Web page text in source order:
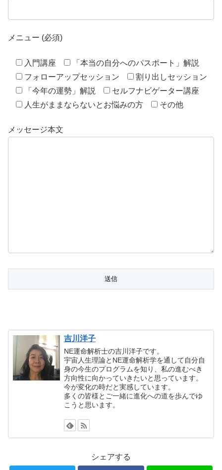
メニュー (必須)
入門講座
「本当の自分へのパスポート」解説
フォローアップセッション
割り出しセッション
「今年の運勢」解説
セルフナビゲーター講座
人生がままならないとお悩みの方
その他
メッセージ本文
吉川洋子
NE運命解析士の吉川洋子です。
宇宙人生理論とNE運命解析学を通して自分自
身の今生のプログラムを知り、私の進むべき
方向性に向かっていきたいと思っています。
今が変化の時だと実感しています。
多くの皆様とご一緒に進化への道を歩んでゆ
こうと思います。
シェアする